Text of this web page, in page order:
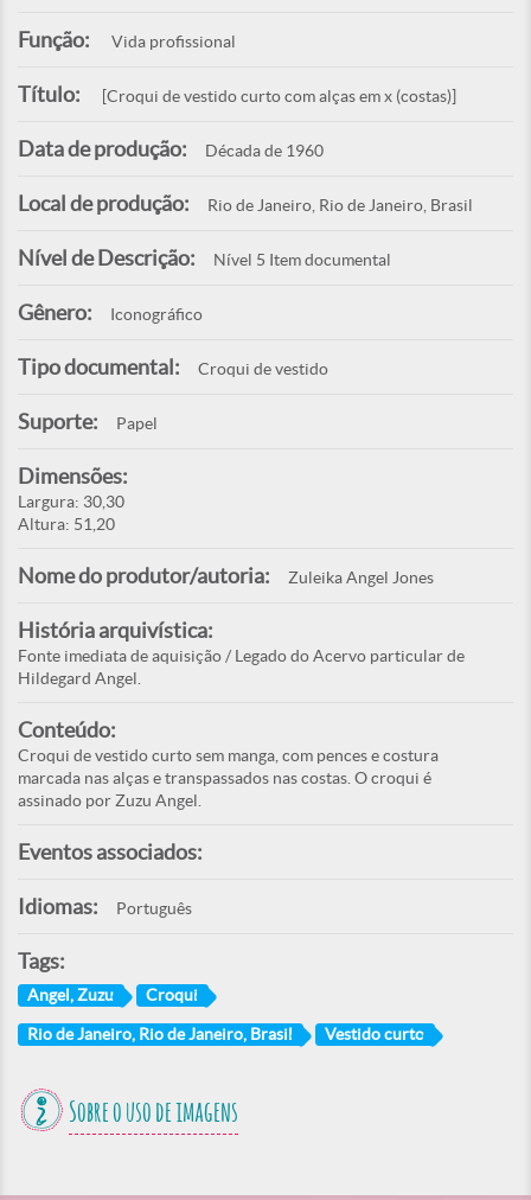
Função: Vida profissional
Título: [Croqui de vestido curto com alças em x (costas)]
Data de produção: Década de 1960
Local de produção: Rio de Janeiro, Rio de Janeiro, Brasil
Nível de Descrição: Nível 5 Item documental
Gênero: Iconográfico
Tipo documental: Croqui de vestido
Suporte: Papel
Dimensões:
Largura: 30,30
Altura: 51,20
Nome do produtor/autoria: Zuleika Angel Jones
História arquivística:
Fonte imediata de aquisição / Legado do Acervo particular de
Hildegard Angel.
Conteúdo:
Croqui de vestido curto sem manga, com pences e costura
marcada nas alças e transpassados nas costas. O croqui é
assinado por Zuzu Angel.
Eventos associados:
Idiomas: Português
Tags:
Angel, Zuzu Croqui
Rio de Janeiro, Rio de Janeiro, Brasil Vestido curto
Sobre o uso de imagens